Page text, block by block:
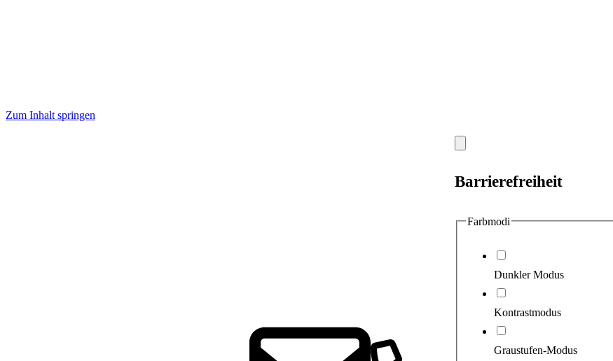
Zum Inhalt springen
schließen
Barrierefreiheit
Farbmodi
Dunkler Modus
Kontrastmodus
Graustufen-Modus